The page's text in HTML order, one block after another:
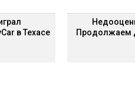
в Техасе
Продолжаем